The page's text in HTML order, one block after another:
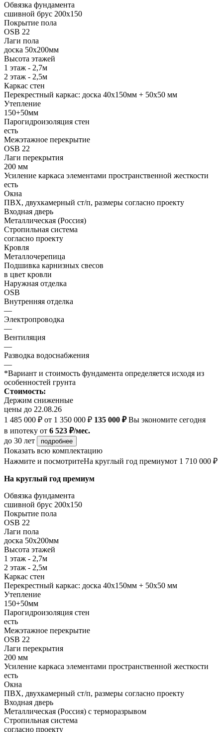
Обвязка фундамента
сшивной брус 200х150
Покрытие пола
OSB 22
Лаги пола
доска 50х200мм
Высота этажей
1 этаж - 2,7м
2 этаж - 2,5м
Каркас стен
Перекрестный каркас: доска 40х150мм + 50х50 мм
Утепление
150+50мм
Парогидроизоляция стен
есть
Межэтажное перекрытие
OSB 22
Лаги перекрытия
200 мм
Усиление каркаса элементами пространственной жесткости
есть
Окна
ПВХ, двухкамерный ст/п, размеры согласно проекту
Входная дверь
Металлическая (Россия)
Стропильная система
согласно проекту
Кровля
Металлочерепица
Подшивка карнизных свесов
в цвет кровли
Наружная отделка
OSB
Внутренняя отделка
—
Электропроводка
—
Вентиляция
—
Разводка водоснабжения
—
*Вариант и стоимость фундамента определяется исходя из
особенностей грунта
Стоимость:
Держим сниженные
цены до 22.08.26
1 485 000 ₽ от 1 350 000 ₽ 135 000 ₽Вы экономите сегодня
в ипотеку от 6 523 ₽/мес.
до 30 лет
подробнее
Показать всю комплектацию
Нажмите и посмотритеНа круглый год премиумот 1 710 000 ₽
На круглый год премиум
Обвязка фундамента
сшивной брус 200х150
Покрытие пола
OSB 22
Лаги пола
доска 50х200мм
Высота этажей
1 этаж - 2,7м
2 этаж - 2,5м
Каркас стен
Перекрестный каркас: доска 40х150мм + 50х50 мм
Утепление
150+50мм
Парогидроизоляция стен
есть
Межэтажное перекрытие
OSB 22
Лаги перекрытия
200 мм
Усиление каркаса элементами пространственной жесткости
есть
Окна
ПВХ, двухкамерный ст/п, размеры согласно проекту
Входная дверь
Металлическая (Россия) с терморазрывом
Стропильная система
согласно проекту